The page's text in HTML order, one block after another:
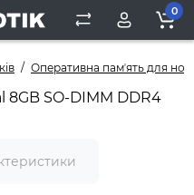
0
Оперативна памʼять для
SO-DIMM DDR4